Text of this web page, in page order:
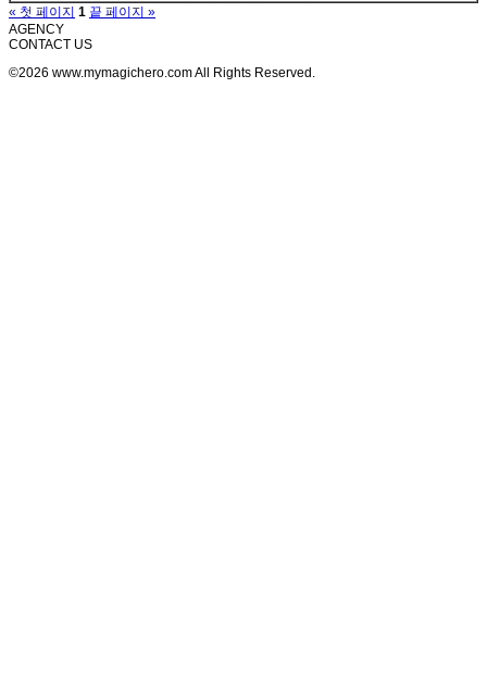
« 첫 페이지 1 끝 페이지 »
AGENCY
CONTACT US
©2026 www.mymagichero.com All Rights Reserved.